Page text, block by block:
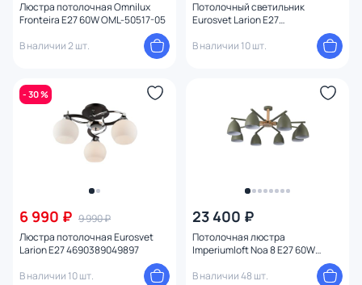
Люстра потолочная Omnilux
Fronteira E27 60W OML-50517-05
В наличии 2 шт.
Потолочный светильник
Eurosvet Larion E27
В наличии 10 шт.
- 30 %
6 990 ₽ 9 990 ₽
Люстра потолочная Eurosvet
Larion E27 4690389049897
В наличии 10 шт.
23 400 ₽
Потолочная люстра
Imperiumloft Noa 8 E27 60W
В наличии 48 шт.